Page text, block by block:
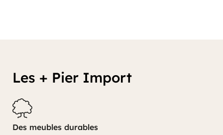
Les + Pier Import
Des meubles durables